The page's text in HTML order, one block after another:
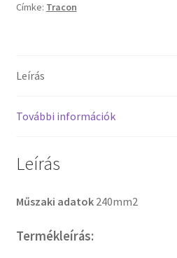
Címke: Tracon
Leírás
További információk
Leírás
Műszaki adatok 240mm2
Termékleírás: